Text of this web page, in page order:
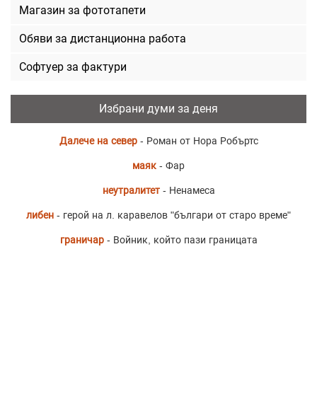
Магазин за фототапети
Обяви за дистанционна работа
Софтуер за фактури
Избрани думи за деня
Далече на север- Роман от Нора Робъртс
маяк - Фар
неутралитет- Ненамеса
либен - герой на л. каравелов "българи от старо време"
граничар- Войник, който пази границата